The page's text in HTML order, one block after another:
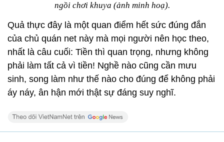
ngồi chơi khuya (ảnh minh hoạ).
Quả thực đây là một quan điểm hết sức đúng đắn
của chủ quán net này mà mọi người nên học theo,
nhất là câu cuối: Tiền thì quan trọng, nhưng không
phải làm tất cả vì tiền! Nghề nào cũng cần mưu
sinh, song làm như thế nào cho đúng để không phải
áy náy, ân hận mới thật sự đáng suy nghĩ.